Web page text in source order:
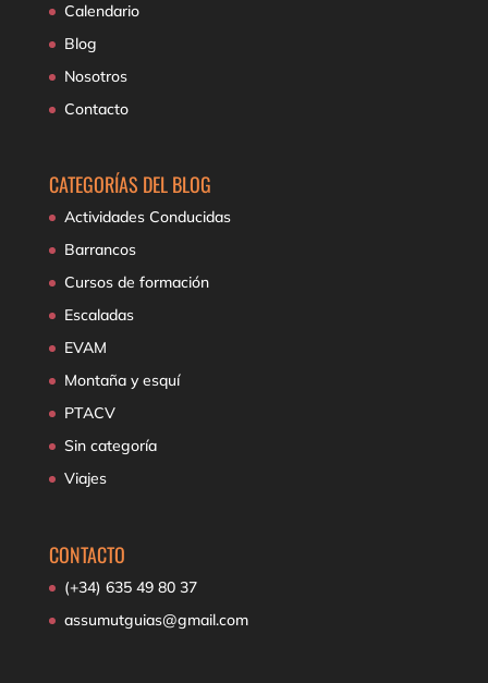
Calendario
Blog
Nosotros
Contacto
CATEGORÍAS DEL BLOG
Actividades Conducidas
Barrancos
Cursos de formación
Escaladas
EVAM
Montaña y esquí
PTACV
Sin categoría
Viajes
CONTACTO
(+34) 635 49 80 37
assumutguias@gmail.com